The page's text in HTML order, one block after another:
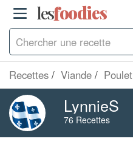
lesfoodies
Recettes Viande Poulet
LynnieS
76 Recettes